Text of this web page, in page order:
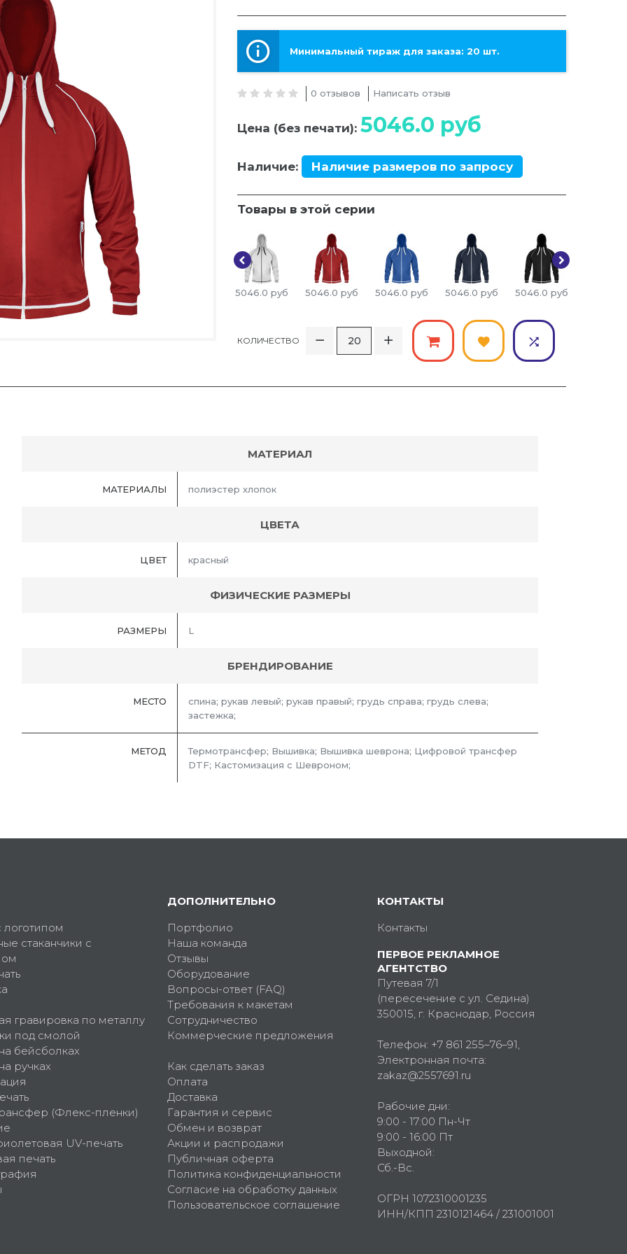
Минимальный тираж для заказа: 20 шт.
0 отзывов Написать отзыв
Цена (без печати): 5046.0 руб
Наличие: Наличие размеров по запросу
Товары в этой серии
5046.0 руб 5046.0 руб 5046.0 руб 5046.0 руб 5046.0 руб
КОЛИЧЕСТВО
МАТЕРИАЛ
МАТЕРИАЛЫ полиэстер хлопок
ЦВЕТА
ЦВЕТ красный
ФИЗИЧЕСКИЕ РАЗМЕРЫ
РАЗМЕРЫ L
БРЕНДИРОВАНИЕ
МЕСТО
спина; рукав левый; рукав правый; грудь справа; грудь слева;
застежка;
МЕТОД
Термотрансфер; Вышивка; Вышивка шеврона; Цифровой трансфер
DTF; Кастомизация с Шевроном;
логотипом
стаканчики с
гравировка по металлу
под смолой
бейсболках
ручках
(Флекс-пленки)
UV-печать
печать
ДОПОЛНИТЕЛЬНО
Портфолио
Наша команда
Отзывы
Оборудование
Вопросы-ответ (FAQ)
Требования к макетам
Сотрудничество
Коммерческие предложения
Как сделать заказ
Оплата
Доставка
Гарантия и сервис
Обмен и возврат
Акции и распродажи
Публичная оферта
Политика конфиденциальности
Согласие на обработку данных
Пользовательское соглашение
КОНТАКТЫ
Контакты
ПЕРВОЕ РЕКЛАМНОЕ
АГЕНТСТВО
Путевая 7/1
(пересечение с ул. Седина)
350015, г. Краснодар, Россия
Телефон: +7 861 255–76–91,
Электронная почта:
zakaz@2557691.ru
Рабочие дни:
9:00 - 17:00 Пн-Чт
9:00 - 16:00 Пт
Выходной:
Сб.-Вс.
ОГРН 1072310001235
ИНН/КПП 2310121464 / 231001001